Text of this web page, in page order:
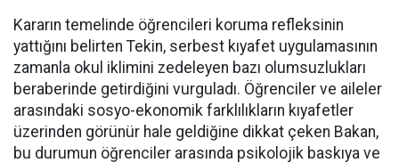
Kararın temelinde öğrencileri koruma refleksinin
yattığını belirten Tekin, serbest kıyafet uygulamasının
zamanla okul iklimini zedeleyen bazı olumsuzlukları
beraberinde getirdiğini vurguladı. Öğrenciler ve aileler
arasındaki sosyo-ekonomik farklılıkların kıyafetler
üzerinden görünür hale geldiğine dikkat çeken Bakan,
bu durumun öğrenciler arasında psikolojik baskıya ve